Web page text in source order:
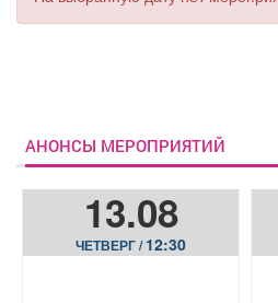
АНОНСЫ МЕРОПРИЯТИЙ
13.08
ЧЕТВЕРГ /12:30